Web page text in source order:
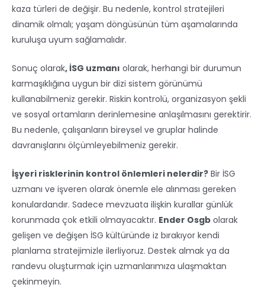
kaza türleri de değişir. Bu nedenle, kontrol stratejileri
dinamik olmalı; yaşam döngüsünün tüm aşamalarında
kuruluşa uyum sağlamalıdır.
Sonuç olarak, İSG uzmanı olarak, herhangi bir durumun
karmaşıklığına uygun bir dizi sistem görünümü
kullanabilmeniz gerekir. Riskin kontrolü, organizasyon şekli
ve sosyal ortamların derinlemesine anlaşılmasını gerektirir.
Bu nedenle, çalışanların bireysel ve gruplar halinde
davranışlarını ölçümleyebilmeniz gerekir.
İşyeri risklerinin kontrol önlemleri nelerdir? Bir İSG
uzmanı ve işveren olarak önemle ele alınması gereken
konulardandır. Sadece mevzuata ilişkin kurallar günlük
korunmada çok etkili olmayacaktır. Ender Osgb olarak
gelişen ve değişen İSG kültüründe iz bırakıyor kendi
planlama stratejimizle ilerliyoruz. Destek almak ya da
randevu oluşturmak için uzmanlarımıza ulaşmaktan
çekinmeyin.